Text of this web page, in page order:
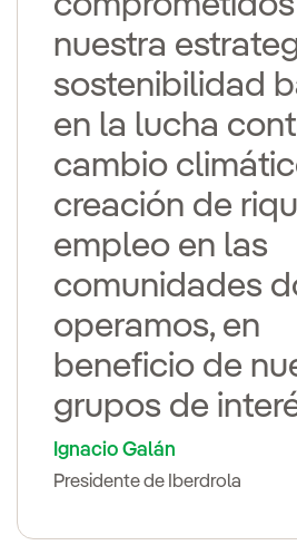
nuestra
sostenibilidad
en la lucha
cambio
creación de
empleo en las
comunidades
operamos, en
beneficio de
grupos de
Ignacio Galán
Presidente de Iberdrola